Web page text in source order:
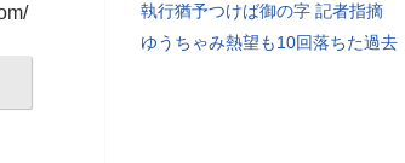
執行猶予つけば御の字 記者指摘
ゆうちゃみ熱望も10回落ちた過去